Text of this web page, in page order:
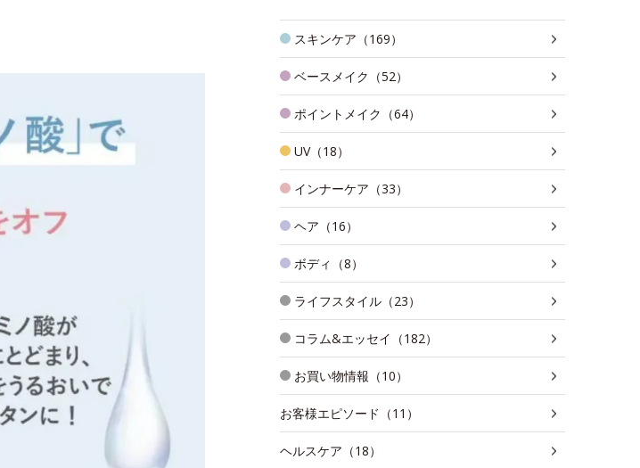
スキンケア（169）
ベースメイク（52）
ポイントメイク（64）
UV（18）
インナーケア（33）
ヘア（16）
ボディ（8）
ライフスタイル（23）
コラム&エッセイ（182）
お買い物情報（10）
お客様エピソード（11）
ヘルスケア（18）